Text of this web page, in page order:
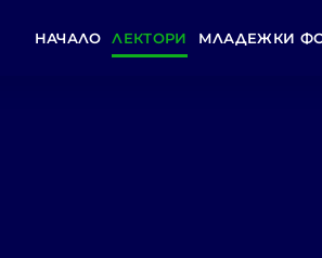
НАЧАЛО ЛЕКТОРИ МЛАДЕЖКИ